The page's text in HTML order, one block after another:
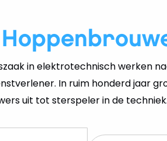
in elektrotechnisch werken
In ruim honderd jaar
uit tot sterspeler in de techniek.